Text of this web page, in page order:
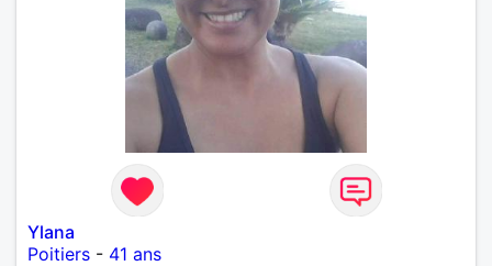
Ylana
Poitiers - 41 ans